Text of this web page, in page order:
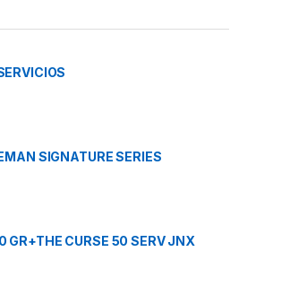
SIGNATURE SERIES
GR+THE CURSE 50 SERV JNX